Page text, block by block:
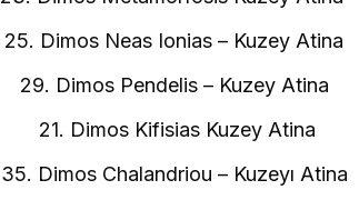
25. Dimos Neas Ionias – Kuzey Atina
29. Dimos Pendelis – Kuzey Atina
21. Dimos Kifisias Kuzey Atina
35. Dimos Chalandriou – Kuzeyı Atina